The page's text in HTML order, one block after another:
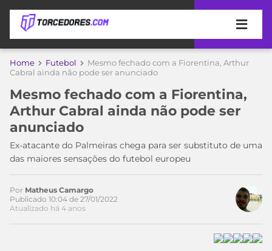
APOSTAS
DE
APOSTA
MELHORES
SITES
DE
APOSTAS
2026
COPA
DO
MUNDO
TIMES
MEU
TIME
CAMPEONATOS
Home Futebol
Mesmo fechado com a Fiorentina, Arthur
Cabral ainda não pode ser anunciado
Mesmo fechado com a Fiorentina,
Arthur Cabral ainda não pode ser
anunciado
Ex-atacante do Palmeiras chega para ser substituto de uma
das maiores sensações do futebol europeu
Acesse o perfil do autor
no Twitter
Por Matheus Camargo
Publicado 10:04 de 27/01/2022
Atualizado há 4 anos